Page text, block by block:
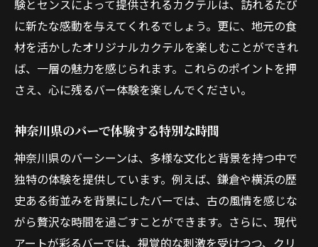
神奈川県内のバーを訪れる価値
バー巡りを通じて広がる視野
験とセンスによって提供されるカクテルは、訪れるたび
に新たな感動を与えてくれるでしょう。更に、地元の食
材を活かしたオリジナルカクテルを楽しむことができれ
ば、一層の魅力を感じられます。これらのポイントを押
さえ、心に残るバー体験を楽しんでください。
神奈川県のバーで体験する特別な時間
神奈川県のバーシーンは、多様な文化と背景を持つ中で
独特の体験を提供しています。例えば、鎌倉や横浜の歴
史ある街並みを背景にしたバーでは、古の風情を感じな
がら贅沢な時間を過ごすことができます。さらに、現代
アートが彩るバーでは、視覚的な刺激を受けつつ、クリ